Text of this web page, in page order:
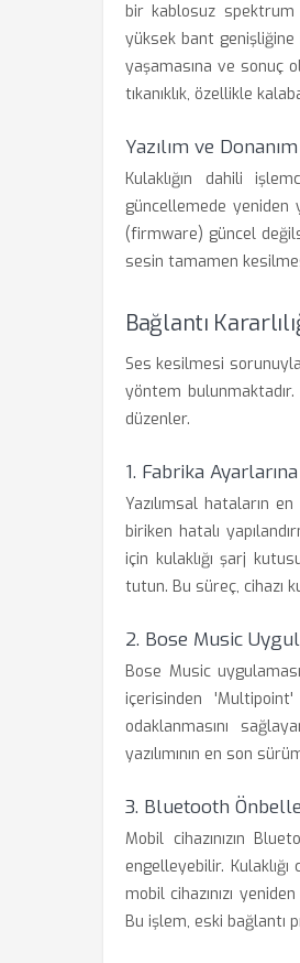
bir kablosuz spektrum
yüksek bant
yaşamasına ve sonuç
tıkanıklık, özellikle
Yazılım ve
Kulaklığın dahili
güncellemede yeniden
(firmware) güncel
sesin tamamen
Bağlantı
Ses kesilmesi
yöntem bulunmaktadır.
düzenler.
1. Fabrika
Yazılımsal hataların
biriken hatalı
için kulaklığı şarj
tutun. Bu süreç, cihazı
2. Bose Music
Bose Music
içerisinden
odaklanmasını
yazılımının en son
3. Bluetooth
Mobil cihazınızın
engelleyebilir.
mobil cihazınızı
Bu işlem, eski bağlantı